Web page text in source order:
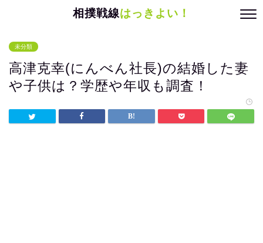
相撲戦線はっきよい！
未分類
高津克幸(にんべん社長)の結婚した妻
や子供は？学歴や年収も調査！